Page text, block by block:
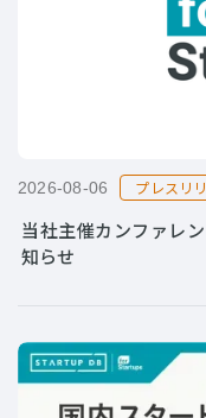
2026-08-06 プレスリ
当社主催カンファレ
知らせ